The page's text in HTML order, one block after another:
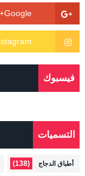
فيسبوك
التسميات
أطباق الدجاج (138)